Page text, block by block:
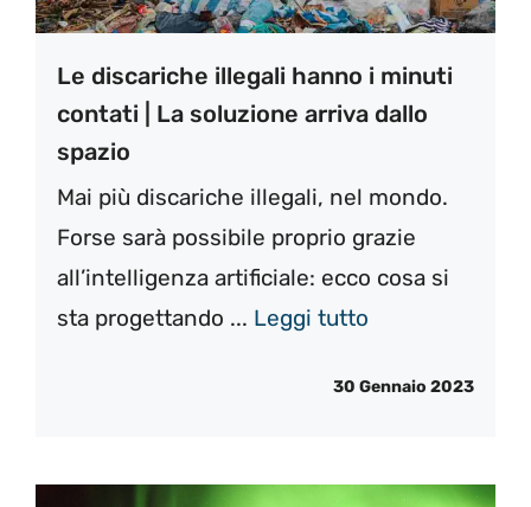
Le discariche illegali hanno i minuti
contati | La soluzione arriva dallo
spazio
Mai più discariche illegali, nel mondo.
Forse sarà possibile proprio grazie
all’intelligenza artificiale: ecco cosa si
sta progettando ... Leggi tutto
30 Gennaio 2023